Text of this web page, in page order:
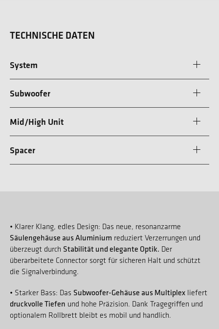
TECHNISCHE DATEN
System
Subwoofer
Mid/High Unit
Spacer
• Klarer Klang, edles Design: Das neue, resonanzarme
Säulengehäuse aus Aluminium reduziert Verzerrungen und
überzeugt durch Stabilität und elegante Optik. Der
überarbeitete Connector sorgt für sicheren Halt und schützt
die Signalverbindung.
• Starker Bass: Das Subwoofer-Gehäuse aus Multiplex liefert
druckvolle Tiefen und hohe Präzision. Dank Tragegriffen und
optionalem Rollbrett bleibt es mobil und handlich.